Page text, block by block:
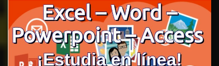
Office
Ofimática
Word
¡Inscríbete!